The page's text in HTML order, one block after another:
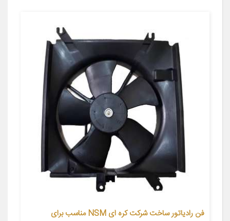
فن رادیاتور ساخت شرکت کره ای NSM مناسب برای